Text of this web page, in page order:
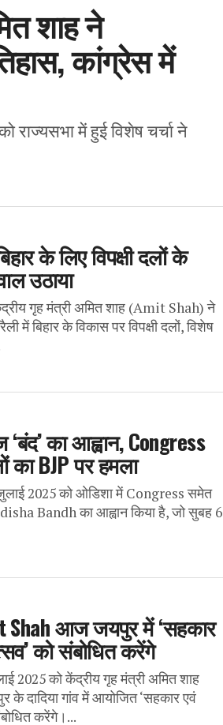
शाह ने
कांग्रेस में
राज्यसभा में हुई विशेष चर्चा ने
के लिए विपक्षी दलों के
उठाया
गृह मंत्री अमित शाह (Amit Shah) ने
में बिहार के विकास पर विपक्षी दलों, विशेष
का आह्वान, Congress
का BJP पर हमला
2025 को ओडिशा में Congress समेत
Bandh का आह्वान किया है, जो सुबह 6
Shah आज जयपुर में ‘सहकार
को संबोधित करेंगे
2025 को केंद्रीय गृह मंत्री अमित शाह
दादिया गांव में आयोजित ‘सहकार एवं
करेंगे।...